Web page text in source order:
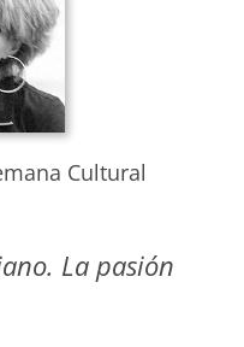
Cultural
La pasión